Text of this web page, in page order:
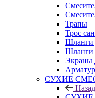
Трапы
Трос
Шланги
Шланги
Экраны
СУХИЕ
Назад